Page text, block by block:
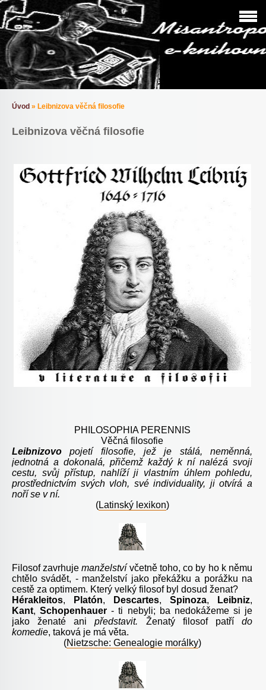
Úvod » Leibnizova věčná filosofie
Leibnizova věčná filosofie
PHILOSOPHIA PERENNIS
Věčná filosofie
Leibnizovo
pojetí filosofie, jež je stálá, neměnná,
jednotná a dokonalá, přičemž každý k ní nalézá svoji
cestu, svůj přístup, nahlíží ji vlastním úhlem pohledu,
prostřednictvím svých vloh, své individuality, ji otvírá a
noří se v ní.
(Latinský lexikon)
Filosof zavrhuje manželství včetně toho, co by ho k němu
chtělo svádět, - manželství jako překážku a porážku na
cestě za optimem. Který velký filosof byl dosud ženat?
Hérakleitos, Platón, Descartes, Spinoza, Leibniz,
Kant,Schopenhauer - ti nebyli; ba nedokážeme si je
jako ženaté ani
představit. Ženatý filosof patří
do
komedie, taková je má věta.
(Nietzsche: Genealogie morálky)